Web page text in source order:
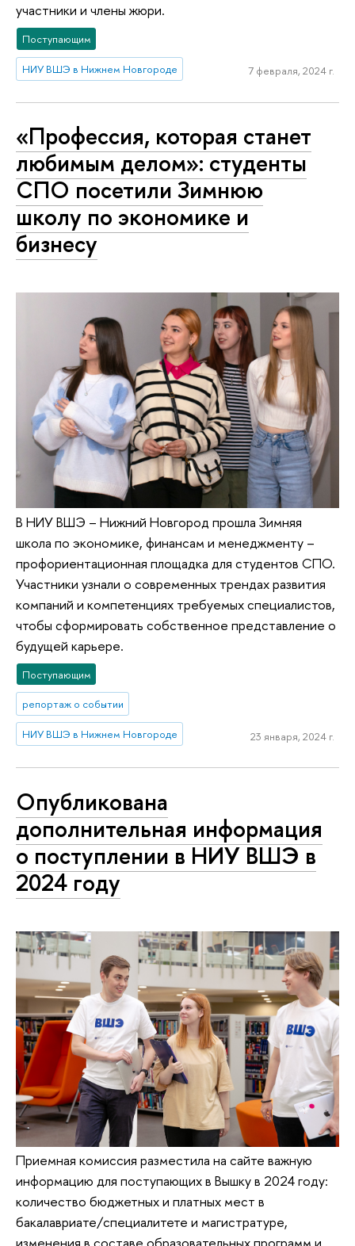
участники и члены жюри.
Поступающим
НИУ ВШЭ в Нижнем Новгороде 7 февраля, 2024 г.
«Профессия, которая станет
любимым делом»: студенты
СПО посетили Зимнюю
школу по экономике и
бизнесу
В НИУ ВШЭ – Нижний Новгород прошла Зимняя
школа по экономике, финансам и менеджменту –
профориентационная площадка для студентов СПО.
Участники узнали о современных трендах развития
компаний и компетенциях требуемых специалистов,
чтобы сформировать собственное представление о
будущей карьере.
Поступающим
репортаж о событии
НИУ ВШЭ в Нижнем Новгороде 23 января, 2024 г.
Опубликована
дополнительная информация
о поступлении в НИУ ВШЭ в
2024 году
Приемная комиссия разместила на сайте важную
информацию для поступающих в Вышку в 2024 году:
количество бюджетных и платных мест в
бакалавриате/специалитете и магистратуре,